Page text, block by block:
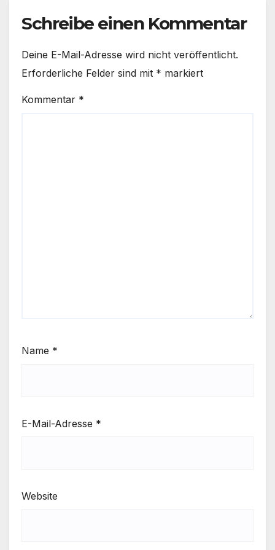
Schreibe einen Kommentar
Deine E-Mail-Adresse wird nicht veröffentlicht.
Erforderliche Felder sind mit * markiert
Kommentar *
Name *
E-Mail-Adresse *
Website